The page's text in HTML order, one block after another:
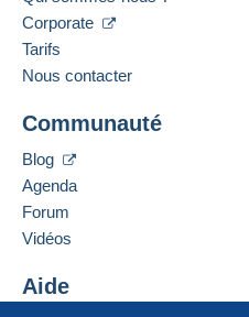
Cette zone comprend
Langues parlées :
Adresse
71 BIS BOULEVARD
94100
Ajouter ce vendeur aux
Corporate
Tarifs
Nous contacter
Communauté
Blog
Agenda
Forum
Vidéos
Aide